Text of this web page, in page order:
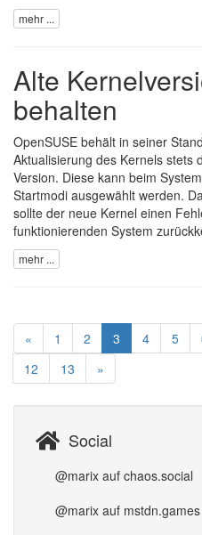
mehr ...
Alte
behalten
OpenSUSE behält in seiner
Aktualisierung des Kernels stets
Version. Diese kann beim
Startmodi ausgewählt werden.
sollte der neue Kernel einen
funktionierenden System
mehr ...
« 1 2 3 4 5
12
13 »
Social
@marix auf chaos.social
@marix auf mstdn.games